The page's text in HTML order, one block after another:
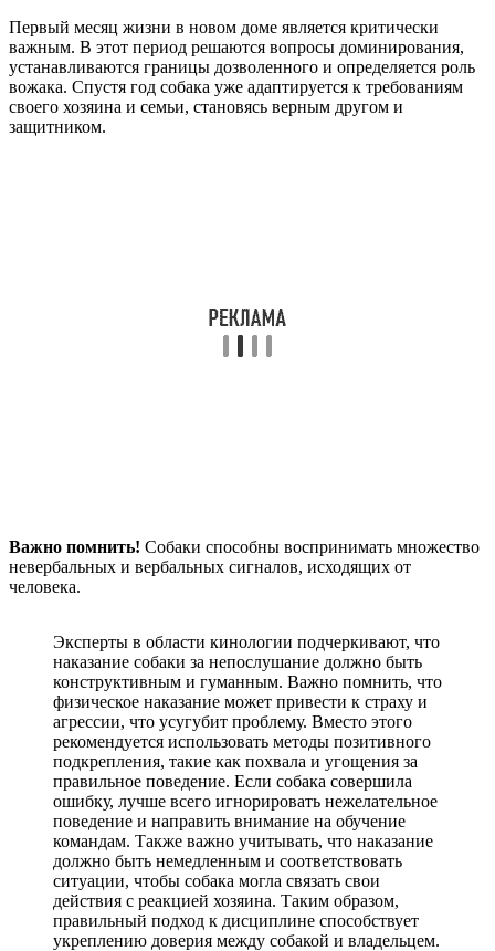
Первый месяц жизни в новом доме является критически
важным. В этот период решаются вопросы доминирования,
устанавливаются границы дозволенного и определяется роль
вожака. Спустя год собака уже адаптируется к требованиям
своего хозяина и семьи, становясь верным другом и
защитником.
Важно помнить! Собаки способны воспринимать множество
невербальных и вербальных сигналов, исходящих от
человека.
Эксперты в области кинологии подчеркивают, что
наказание собаки за непослушание должно быть
конструктивным и гуманным. Важно помнить, что
физическое наказание может привести к страху и
агрессии, что усугубит проблему. Вместо этого
рекомендуется использовать методы позитивного
подкрепления, такие как похвала и угощения за
правильное поведение. Если собака совершила
ошибку, лучше всего игнорировать нежелательное
поведение и направить внимание на обучение
командам. Также важно учитывать, что наказание
должно быть немедленным и соответствовать
ситуации, чтобы собака могла связать свои
действия с реакцией хозяина. Таким образом,
правильный подход к дисциплине способствует
укреплению доверия между собакой и владельцем.